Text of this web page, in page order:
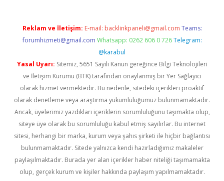
Reklam ve İletişim: E-mail: backlinkpaneli@gmail.com Teams:
forumhizmeti@gmail.com Whatsapp: 0262 606 0 726 Telegram:
@karabul
Yasal Uyarı: Sitemiz, 5651 Sayılı Kanun gereğince Bilgi Teknolojileri
ve İletişim Kurumu (BTK) tarafından onaylanmış bir Yer Sağlayıcı
olarak hizmet vermektedir. Bu nedenle, sitedeki içerikleri proaktif
olarak denetleme veya araştırma yükümlülüğümüz bulunmamaktadır.
Ancak, üyelerimiz yazdıkları içeriklerin sorumluluğunu taşımakta olup,
siteye üye olarak bu sorumluluğu kabul etmiş sayılırlar. Bu internet
sitesi, herhangi bir marka, kurum veya şahıs şirketi ile hiçbir bağlantısı
bulunmamaktadır. Sitede yalnızca kendi hazırladığımız makaleler
paylaşılmaktadır. Burada yer alan içerikler haber niteliği taşımamakta
olup, gerçek kurum ve kişiler hakkında paylaşım yapılmamaktadır.